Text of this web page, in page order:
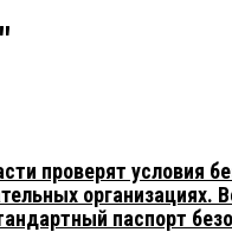
проверят условия
организациях.
паспорт